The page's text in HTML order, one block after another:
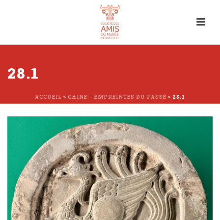
28.1
ACCUEIL » CHINE – EMPREINTES DU PASSÉ » 28.1